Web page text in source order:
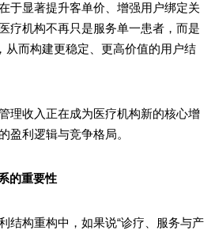
显著提升客单价、增强用户绑定关
疗机构不再只是服务单一患者，而是
从而构建更稳定、更高价值的用户结
收入正在成为医疗机构新的核心增
盈利逻辑与竞争格局。
的重要性
构重构中，如果说“诊疗、服务与产